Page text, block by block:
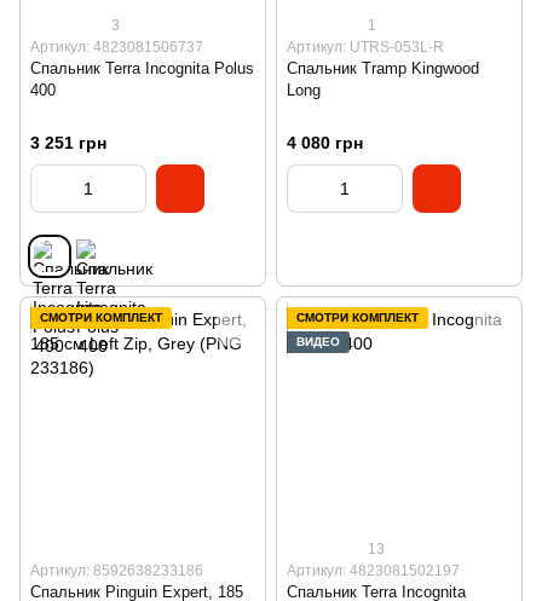
3
Артикул: 4823081506737
Спальник Terra Incognita Polus
400
3 251 грн
1
Артикул: UTRS-053L-R
Спальник Tramp Kingwood
Long
4 080 грн
СМОТРИ КОМПЛЕКТ
Артикул: 8592638233186
Спальник Pinguin Expert, 185
СМОТРИ КОМПЛЕКТ
ВИДЕО
13
Артикул: 4823081502197
Спальник Terra Incognita